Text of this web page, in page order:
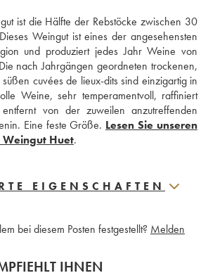
ist die Hälfte der Rebstöcke zwischen 30
Weingut ist eines der angesehensten
und produziert jedes Jahr Weine von
nach Jahrgängen geordneten trockenen,
cuvées de lieux-dits sind einzigartig in
Weine, sehr temperamentvoll, raffiniert
von der zuweilen anzutreffenden
Eine feste Größe. Lesen Sie unseren
Huet.
EIGENSCHAFTEN
bei diesem Posten festgestellt? Melden
IHNEN